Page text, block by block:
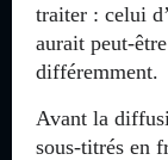
traiter : celui
aurait peut-
différemment.
Avant la
sous-titrés en